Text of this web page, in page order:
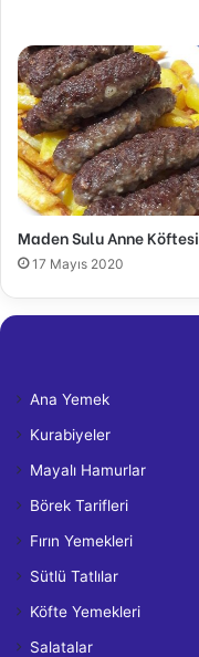
Maden Sulu Anne Köftesi
17 Mayıs 2020
Ana Yemek
Kurabiyeler
Mayalı Hamurlar
Börek Tarifleri
Fırın Yemekleri
Sütlü Tatlılar
Köfte Yemekleri
Salatalar